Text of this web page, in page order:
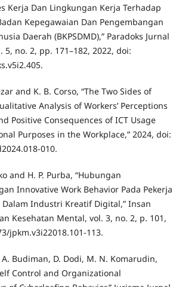
Kerja Dan Lingkungan Kerja Terhadap
Kepegawaian Dan Pengembangan
Daerah (BKPSDMD),” Paradoks Jurnal
5, no. 2, pp. 171–182, 2022, doi:
and K. B. Corso, “The Two Sides of
Analysis of Workers’ Perceptions
Positive Consequences of ICT Usage
Purposes in the Workplace,” 2024, doi:
010.
and H. P. Purba, “Hubungan
Innovative Work Behavior Pada Pekerja
Industri Kreatif Digital,” Insan
Kesehatan Mental, vol. 3, no. 2, p. 101,
jpkm.v3i22018.101-113.
Budiman, D. Dodi, M. N. Komarudin,
Control and Organizational